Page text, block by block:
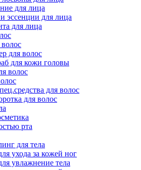
для лица
эссенции для лица
для лица
для волос
для кожи головы
волос
для волос
для волос
рта
для тела
ухода за кожей ног
увлажнение тела